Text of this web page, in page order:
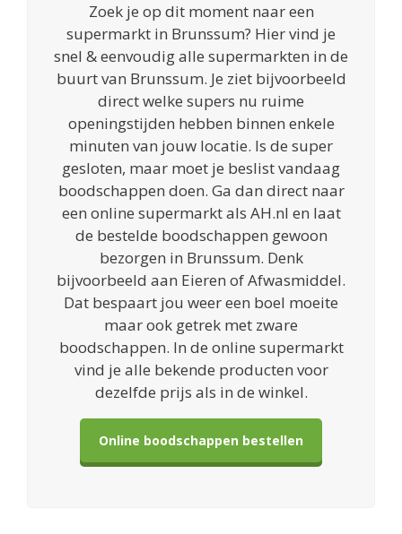
Zoek je op dit moment naar een
supermarkt in Brunssum? Hier vind je
snel & eenvoudig alle supermarkten in de
buurt van Brunssum. Je ziet bijvoorbeeld
direct welke supers nu ruime
openingstijden hebben binnen enkele
minuten van jouw locatie. Is de super
gesloten, maar moet je beslist vandaag
boodschappen doen. Ga dan direct naar
een online supermarkt als AH.nl en laat
de bestelde boodschappen gewoon
bezorgen in Brunssum. Denk
bijvoorbeeld aan Eieren of Afwasmiddel.
Dat bespaart jou weer een boel moeite
maar ook getrek met zware
boodschappen. In de online supermarkt
vind je alle bekende producten voor
dezelfde prijs als in de winkel.
Online boodschappen bestellen